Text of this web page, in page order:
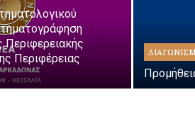
Περιφερειακής
Περιφέρειας